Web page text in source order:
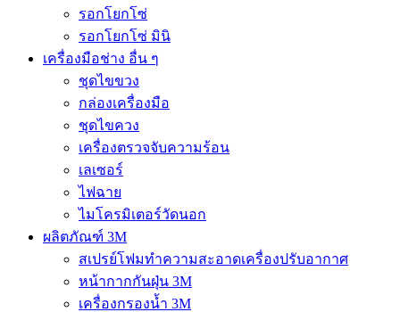
รอกโยกโซ่
รอกโยกโซ่ มินิ
เครื่องมือช่าง อื่น ๆ
ชุดไขขวง
กล่องเครื่องมือ
ชุดไขควง
เครื่องตรวจจับความร้อน
เลเซอร์
ไฟฉาย
ไมโครมิเตอร์วัดนอก
ผลิตภัณฑ์ 3M
สเปรย์โฟมทำความสะอาดเครื่องปรับอากาศ
หน้ากากกันฝุ่น 3M
เครื่องกรองน้ำ 3M